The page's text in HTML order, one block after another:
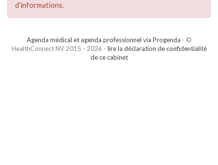
d’informations.
Agenda médical et agenda professionnel via Progenda - ©
HealthConnect NV 2015 - 2026 - lire la déclaration de confidentialité
de ce cabinet